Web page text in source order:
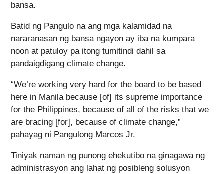
bansa.
Batid ng Pangulo na ang mga kalamidad na
nararanasan ng bansa ngayon ay iba na kumpara
noon at patuloy pa itong tumitindi dahil sa
pandaigdigang climate change.
“We’re working very hard for the board to be based
here in Manila because [of] its supreme importance
for the Philippines, because of all of the risks that we
are bracing [for], because of climate change,”
pahayag ni Pangulong Marcos Jr.
Tiniyak naman ng punong ehekutibo na ginagawa ng
administrasyon ang lahat ng posibleng solusyon